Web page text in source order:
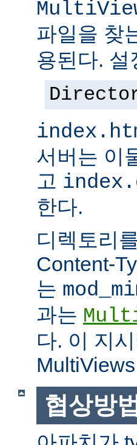
파일을 찾
용된다.
서버는 이
고
한다.
디렉토리
Content-
는
과는
다. 이 지
협상방